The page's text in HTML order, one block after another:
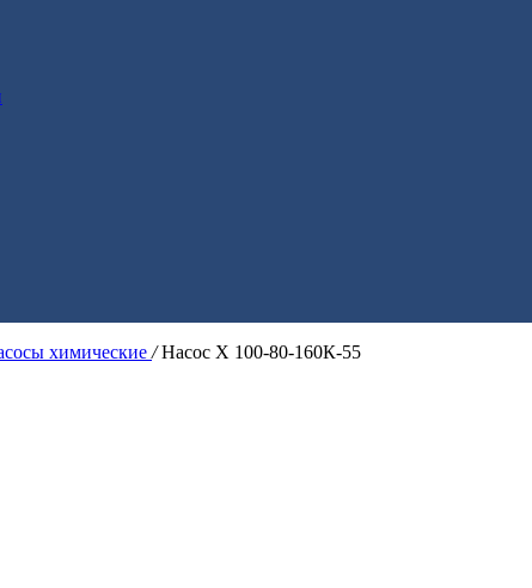
химические / Насос Х 100-80-160К-55